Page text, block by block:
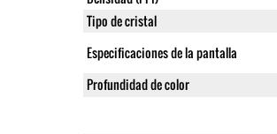
Tipo de cristal
Especificaciones de la pantalla
Profundidad de color